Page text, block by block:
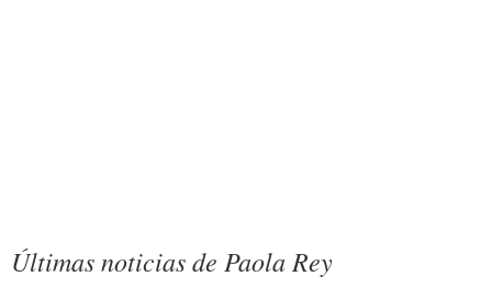
Últimas noticias de Paola Rey